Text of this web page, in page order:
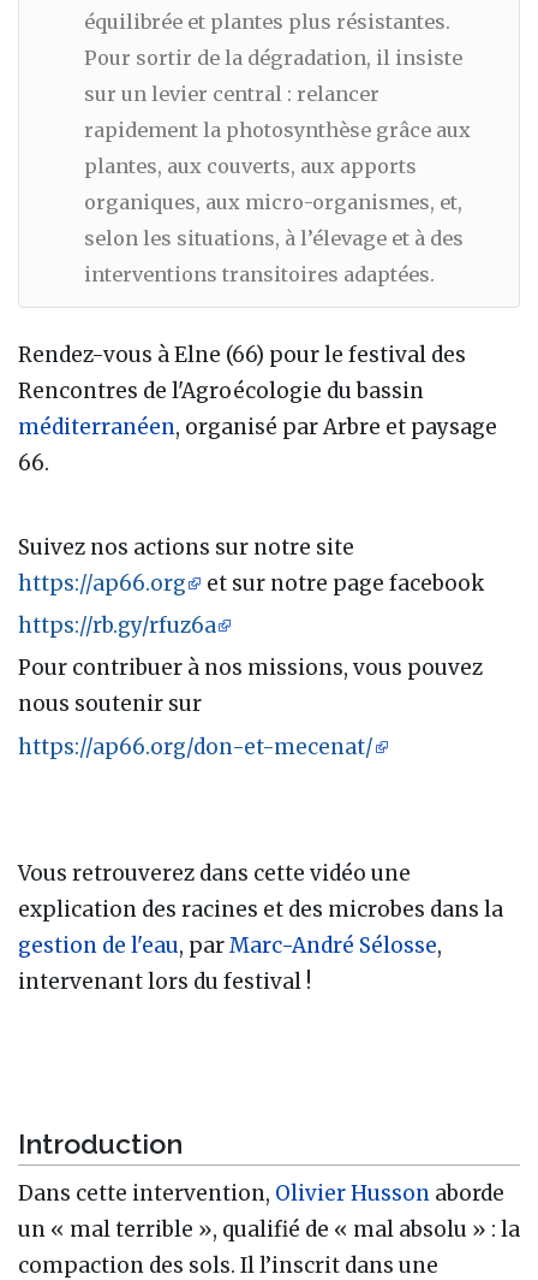
équilibrée et plantes plus résistantes.
Pour sortir de la dégradation, il insiste
sur un levier central : relancer
rapidement la photosynthèse grâce aux
plantes, aux couverts, aux apports
organiques, aux micro-organismes, et,
selon les situations, à l’élevage et à des
interventions transitoires adaptées.
Rendez-vous à Elne (66) pour le festival des
Rencontres de l'Agroécologie du bassin
méditerranéen, organisé par Arbre et paysage
66.
Suivez nos actions sur notre site
https://ap66.org
et sur notre page facebook
https://rb.gy/rfuz6a
Pour contribuer à nos missions, vous pouvez
nous soutenir sur
https://ap66.org/don-et-mecenat/
Vous retrouverez dans cette vidéo une
explication des racines et des microbes dans la
gestion de l'eau, parMarc-André Sélosse,
intervenant lors du festival !
Introduction
Dans cette intervention, Olivier Husson aborde
un « mal terrible », qualifié de « mal absolu » : la
compaction des sols. Il l’inscrit dans une